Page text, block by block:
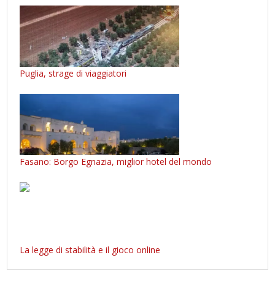
Puglia, strage di viaggiatori
Fasano: Borgo Egnazia, miglior hotel del mondo
La legge di stabilità e il gioco online